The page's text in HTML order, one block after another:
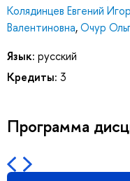
Колядинцев Евгений
Валентиновна,Очур
Язык: русский
Кредиты: 3
Программа